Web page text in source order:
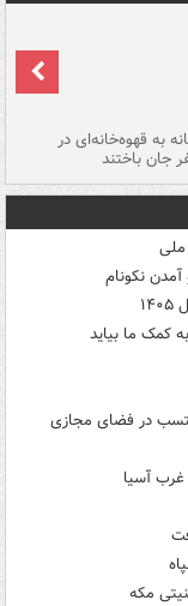
به قهوه‌خانه‌ای در
ملی
آمدن نکونام
کمک ما بیاید
در فضای مجازی
غرب آسیا
مکه